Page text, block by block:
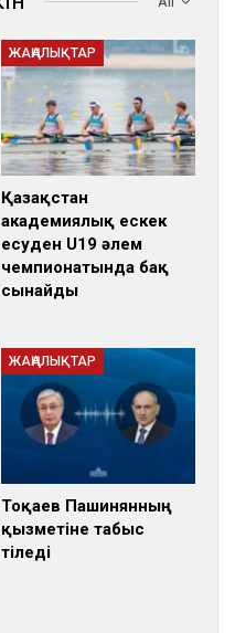
ЖАҢАЛЫҚТАР
Қазақстан
академиялық ескек
есуден U19 әлем
чемпионатында бақ
сынайды
ЖАҢАЛЫҚТАР
Тоқаев Пашинянның
қызметіне табыс
тіледі